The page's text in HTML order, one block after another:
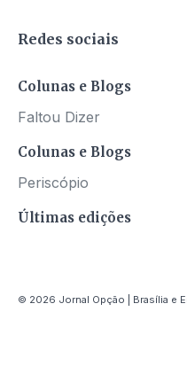
Redes sociais
Colunas e Blogs
Faltou Dizer
Colunas e Blogs
Periscópio
Últimas edições
© 2026 Jornal Opção | Brasília e